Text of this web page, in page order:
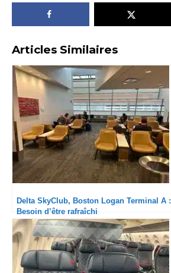
Articles Similaires
Delta SkyClub, Boston Logan Terminal A :
Besoin d’être rafraîchi